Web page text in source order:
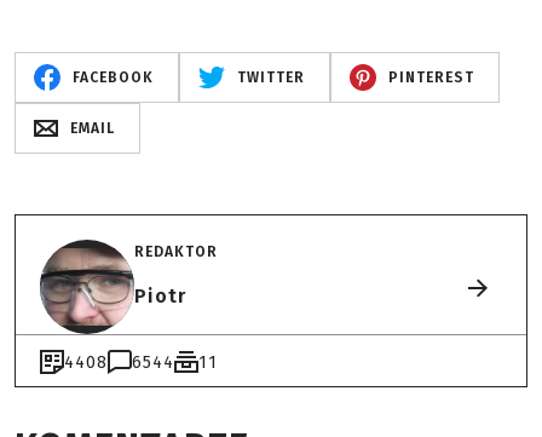
FACEBOOK TWITTER PINTEREST
EMAIL
REDAKTOR
Piotr
4408 6544 11